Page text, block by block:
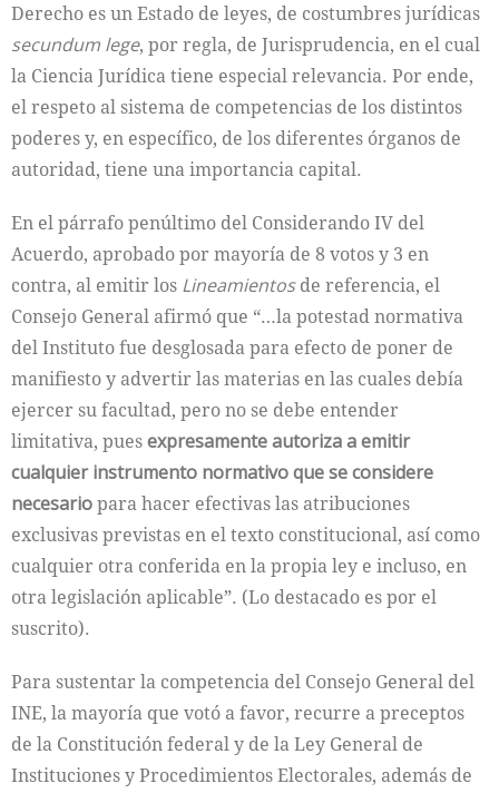
Derecho es un Estado de leyes, de costumbres jurídicas
secundum lege, por regla, de Jurisprudencia, en el cual
la Ciencia Jurídica tiene especial relevancia. Por ende,
el respeto al sistema de competencias de los distintos
poderes y, en específico, de los diferentes órganos de
autoridad, tiene una importancia capital.
En el párrafo penúltimo del Considerando IV del
Acuerdo, aprobado por mayoría de 8 votos y 3 en
contra, al emitir los Lineamientosde referencia, el
Consejo General afirmó que “…la potestad normativa
del Instituto fue desglosada para efecto de poner de
manifiesto y advertir las materias en las cuales debía
ejercer su facultad, pero no se debe entender
limitativa, puesexpresamente autoriza a emitir
cualquier instrumento normativo que se considere
necesariopara hacer efectivas las atribuciones
exclusivas previstas en el texto constitucional, así como
cualquier otra conferida en la propia ley e incluso, en
otra legislación aplicable”. (Lo destacado es por el
suscrito).
Para sustentar la competencia del Consejo General del
INE, la mayoría que votó a favor, recurre a preceptos
de la Constitución federal y de la Ley General de
Instituciones y Procedimientos Electorales, además de